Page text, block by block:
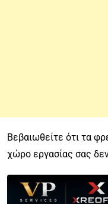
Βεβαιωθείτε ότι τα
χώρο εργασίας σας